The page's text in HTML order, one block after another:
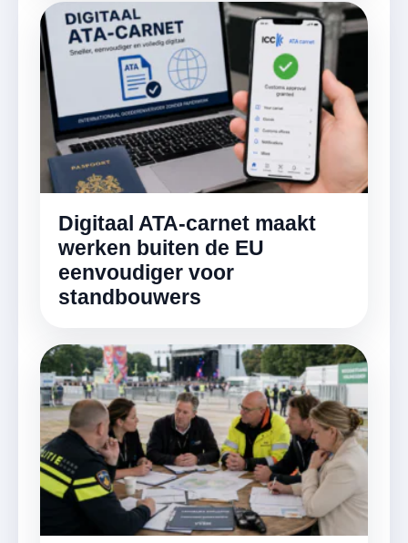
Digitaal ATA-carnet maakt
werken buiten de EU
eenvoudiger voor
standbouwers